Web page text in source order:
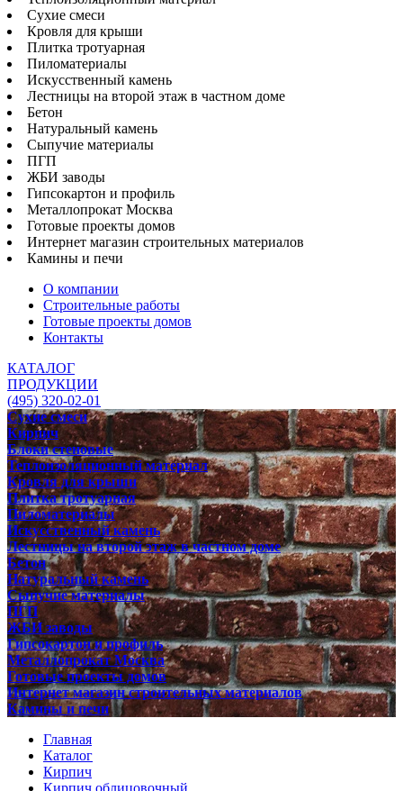
Сухие смеси
Кровля для крыши
Плитка тротуарная
Пиломатериалы
Искусственный камень
Лестницы на второй этаж в частном доме
Бетон
Натуральный камень
Сыпучие материалы
ПГП
ЖБИ заводы
Гипсокартон и профиль
Металлопрокат Москва
Готовые проекты домов
Интернет магазин строительных материалов
Камины и печи
О компании
Строительные работы
Готовые проекты домов
Контакты
КАТАЛОГ
ПРОДУКЦИИ
(495) 320-02-01
Сухие смеси
Кирпич
Блоки стеновые
Теплоизоляционный материал
Кровля для крыши
Плитка тротуарная
Пиломатериалы
Искусственный камень
Лестницы на второй этаж в частном доме
Бетон
Натуральный камень
Сыпучие материалы
ПГП
ЖБИ заводы
Гипсокартон и профиль
Металлопрокат Москва
Готовые проекты домов
Интернет магазин строительных материалов
Камины и печи
Главная
Каталог
Кирпич
Кирпич облицовочный